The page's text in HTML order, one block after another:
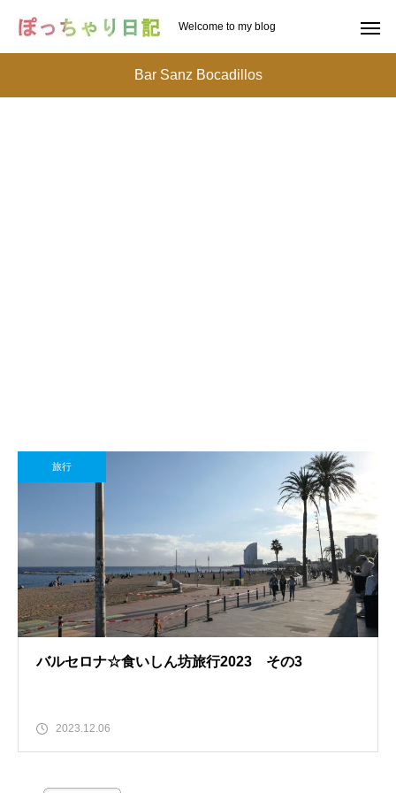
Welcome to my blog
Bar Sanz Bocadillos
旅行
バルセロナ☆食いしん坊旅行2023 その3
2023.12.06